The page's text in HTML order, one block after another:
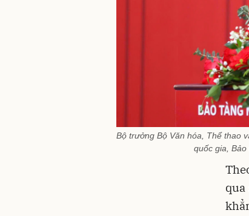
Bộ trưởng Bộ Văn hóa, Thể thao
quốc gia,